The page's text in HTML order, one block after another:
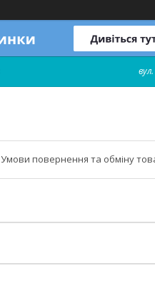
Умови повернення та обміну